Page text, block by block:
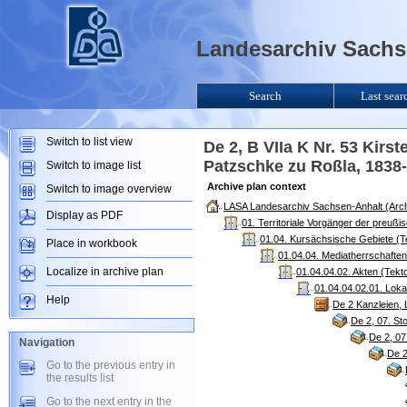
De 2, B VIIa K Nr. 53
Patzschke zu Roßla,
Archive plan context
LASA Landesarchiv Sachsen-Anhalt
01. Territoriale Vorgänger der
01.04. Kursächsische Gebiete
01.04.04.
01.04.04.02. Akten
01.04.04.02.01.
De 2 Kanzleien,
De 2, 07.
De 2,
De
Landesarchiv
Search Last
Switch to list view
Switch to image list
Switch to image overview
Display as PDF
Place in workbook
Localize in archive plan
Help
Navigation
Go to the previous entry in
the results list
Go to the next entry in the